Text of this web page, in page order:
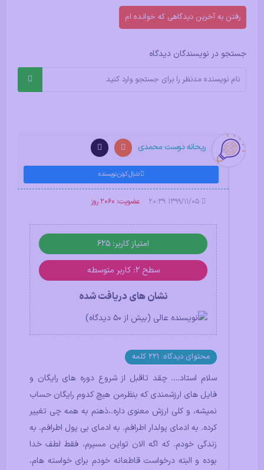
رفتن به آخرین دیدگاهی که خوانده ام
جستجو در نویسندگان دیدگاه
ریحانه دوست محمدی
دنبال کردن نویسنده
عضویت: 2060 روز
امتیاز کاربر: 625
سطح ۲: کاربر متوسطه
نشان های دریافت شده
محتوای دیدگاه: 221 کلمه
سلام استاد…. چقد تاقبل از شروع دوره های رایگان و
فایل های ارزشمندی که بنظرمن هیچ کدوم رایگان حساب
نمیشه، و کلی ارزش معنوی داره.،ذهنم به همه چی تغییر
کرده. به ادمای پولدار اطرافم. به ادمای بی پول اطرافم. به
زندگی خودم. که اگه الان تواین مسیرم، فقط لطف خدا
بوده و البته درخواست قاطعانه خودم برای خواسته هام،